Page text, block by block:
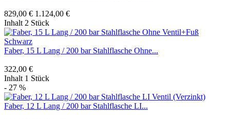
829,00 € 1.124,00 €
Inhalt 2 Stück
Faber, 15 L Lang / 200 bar Stahlflasche Ohne...
322,00 €
Inhalt 1 Stück
- 27 %
Faber, 12 L Lang / 200 bar Stahlflasche LI...